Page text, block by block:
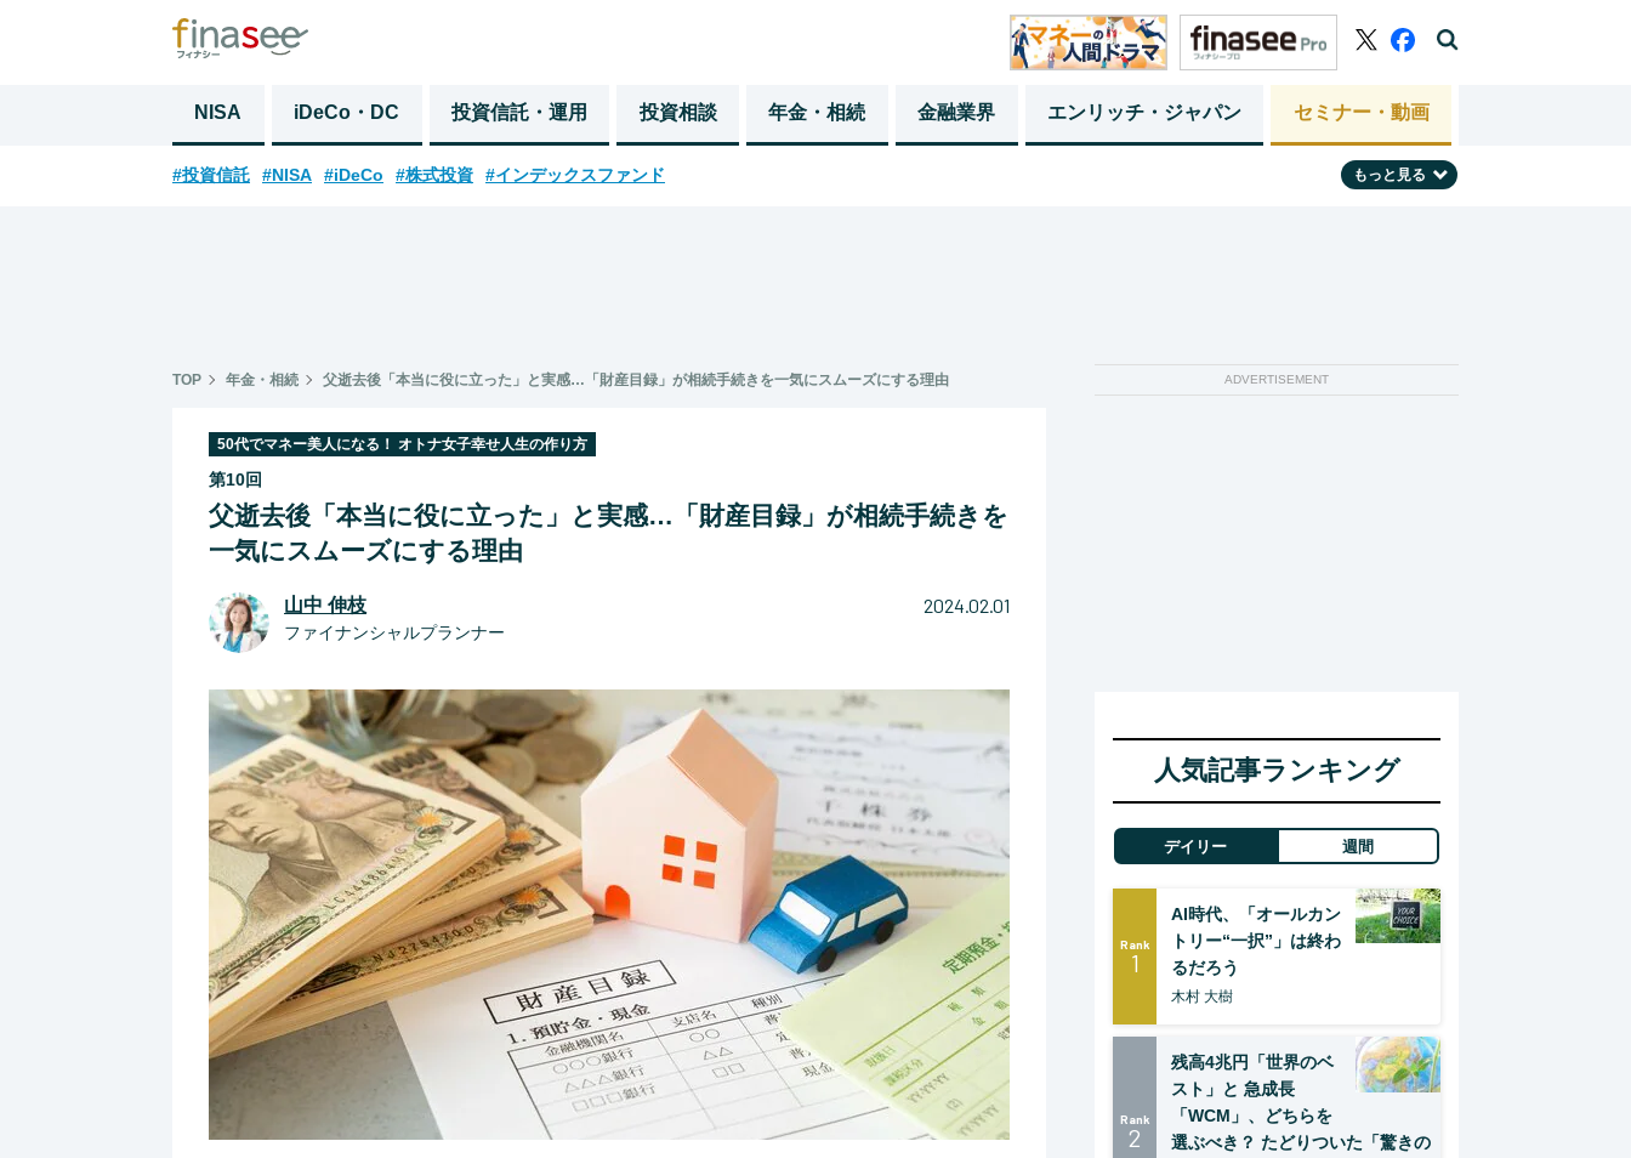
NISA iDeCo・DC 投資信託・運用 投資相談 年金・相続 金融業界 エンリッチ・ジャパン セミナー・動画
#投資信託 #NISA #iDeCo #株式投資 #インデックスファンド もっと見る
TOP 年金・相続 父逝去後「本当に役に立った」と実感…「財産目録」が相続手続きを一気にスムーズにする理由
50代でマネー美人になる！ オトナ女子幸せ人生の作り方
第10回
父逝去後「本当に役に立った」と実感…「財産目録」が相続手続きを
一気にスムーズにする理由
山中 伸枝
ファイナンシャルプランナー
2024.02.01
ADVERTISEMENT
人気記事ランキング
デイリー 週間
Rank
1
AI時代、「オールカン
トリー“一択”」は終わ
るだろう
木村 大樹
Rank
2
残高4兆円「世界のベ
スト」と 急成長
「WCM」、どちらを
選ぶべき？ たどりついた「驚きの